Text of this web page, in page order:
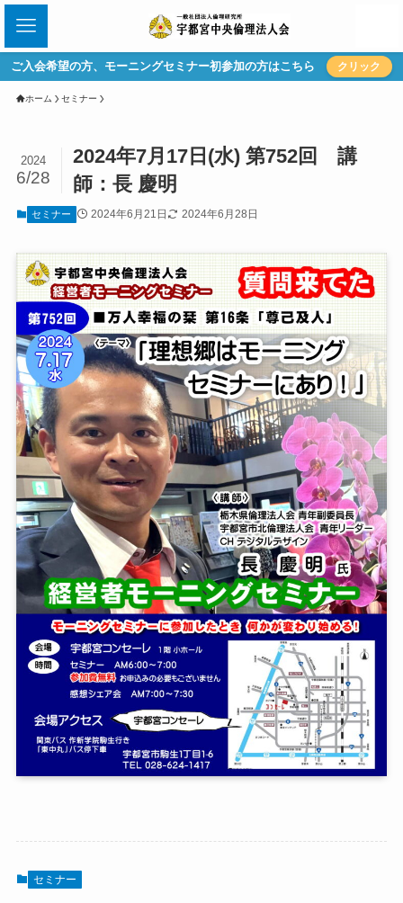
ご入会希望の方、モーニングセミナー初参加の方はこちら クリック
ホーム セミナー
2024年7月17日(水) 第752回 講
師：長 慶明
2024
6/28
セミナー 2024年6月21日 2024年6月28日
セミナー